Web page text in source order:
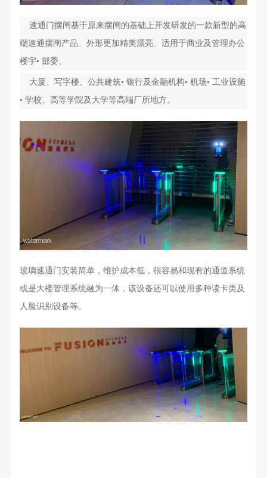
速通门摆闸基于原来摆闸的基础上开发研发的一款新型的高
端速通摆闸产品、外形更加精美漂亮、适用于商业及管理办公
楼宇• 部委、
大厦、写字楼、公共建筑• 银行及金融机构• 机场• 工业设施
• 学校、高等学院及大学等高端厂所地方。
玻璃速通门安装简单，维护成本低，很容易和现有的通道系统
或是大楼管理系统融为一体，该设备还可以使用多种读卡类及
人脸识别设备等。